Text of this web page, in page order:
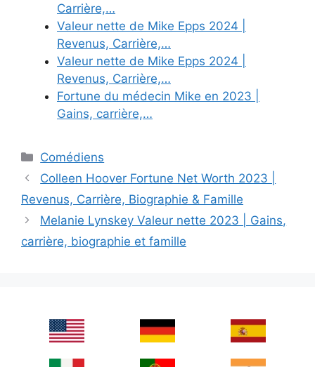
Carrière,…
Valeur nette de Mike Epps 2024 |
Revenus, Carrière,…
Valeur nette de Mike Epps 2024 |
Revenus, Carrière,…
Fortune du médecin Mike en 2023 |
Gains, carrière,…
Categories
Comédiens
Colleen Hoover Fortune Net Worth 2023 |
Revenus, Carrière, Biographie & Famille
Melanie Lynskey Valeur nette 2023 | Gains,
carrière, biographie et famille